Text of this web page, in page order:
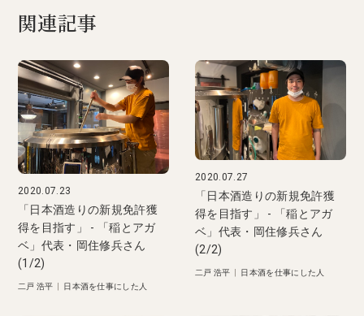
関連記事
2020.07.23
「日本酒造りの新規免許獲
得を目指す」 - 「稲とアガ
ベ」代表・岡住修兵さん
(1/2)
二戸 浩平 日本酒を仕事にした人
2020.07.27
「日本酒造りの新規免許獲
得を目指す」 - 「稲とアガ
ベ」代表・岡住修兵さん
(2/2)
二戸 浩平 日本酒を仕事にした人